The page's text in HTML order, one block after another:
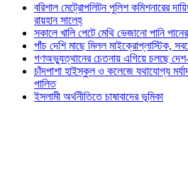
বরিশাল মেট্রোপলিটন পুলিশ কমিশনারের
রায়হান সালেহ্
সকালে খালি পেটে মেথি ভেজানো পানি
পাঁচ দেশি মাছে মিলল মাইক্রোপ্লাস্টিক,
গণঅভ্যুত্থানের চেতনায় এগিয়ে চলছে
চাঁদপাশা হাইস্কুল ও কলেজে যথাযোগ্য
পালিত
ইসলামী অর্থনীতিতে চাষাবাদের ভূমিকা